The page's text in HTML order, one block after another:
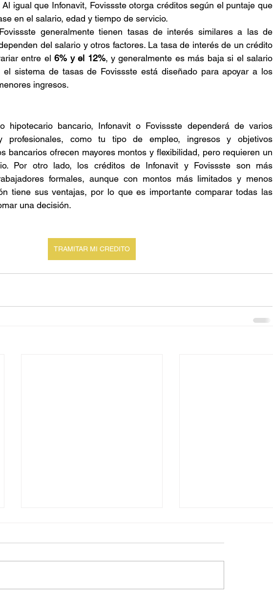
Al igual que Infonavit, Fovissste otorga créditos según el puntaje que
en el salario, edad y tiempo de servicio.
generalmente tienen tasas de interés similares a las de
del salario y otros factores. La tasa de interés de un crédito
entre el 6% y el 12%, y generalmente es más baja si el salario
sistema de tasas de Fovissste está diseñado para apoyar a los
ingresos.
hipotecario bancario, Infonavit o Fovissste dependerá de varios
profesionales, como tu tipo de empleo, ingresos y objetivos
bancarios ofrecen mayores montos y flexibilidad, pero requieren un
Por otro lado, los créditos de Infonavit y Fovissste son más
formales, aunque con montos más limitados y menos
tiene sus ventajas, por lo que es importante comparar todas las
una decisión.
TRAMITAR MI CREDITO